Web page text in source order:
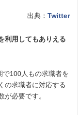
出典： Twitter
利用してもありえる
で100人もの求職者を
の求職者に対応する
必要です。